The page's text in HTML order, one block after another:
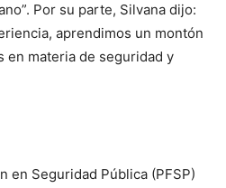
Por su parte, Silvana dijo:
aprendimos un montón
en materia de seguridad y
en Seguridad Pública (PFSP)